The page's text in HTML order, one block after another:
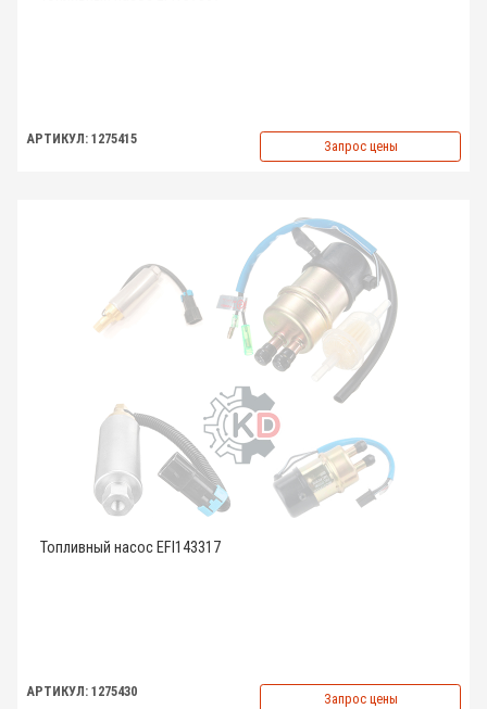
АРТИКУЛ: 1275415 Запрос цены
Топливный насос EFI143317
АРТИКУЛ: 1275430 Запрос цены